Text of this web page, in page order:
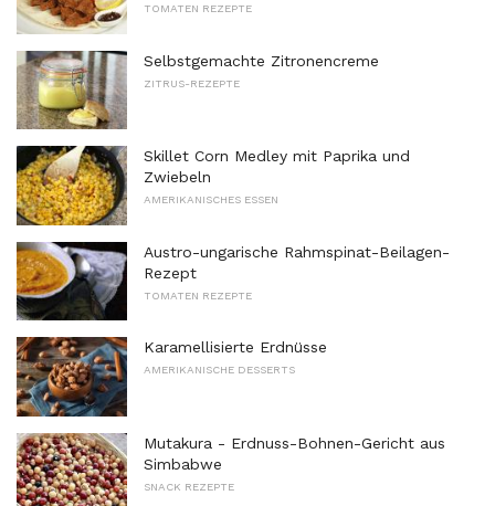
TOMATEN REZEPTE
Selbstgemachte Zitronencreme
ZITRUS-REZEPTE
Skillet Corn Medley mit Paprika und
Zwiebeln
AMERIKANISCHES ESSEN
Austro-ungarische Rahmspinat-Beilagen-
Rezept
TOMATEN REZEPTE
Karamellisierte Erdnüsse
AMERIKANISCHE DESSERTS
Mutakura - Erdnuss-Bohnen-Gericht aus
Simbabwe
SNACK REZEPTE